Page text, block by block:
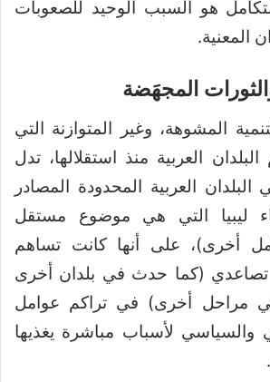
هو السبب الوحيد للصعوبات
المعنية.
المجهَضة
المشوهة، وغير المتوازنة التي
العربية منذ استقلالها، تدل
العربية المحدودة المصادر
ليبيا التي هي موضوع مستقل
أخرى)، على أنها كانت تساهم
تصاعدي (كما حدث في بلدان أخرى
مراحل أخرى) في تراكم عوامل
والسياسي لأسباب مباشرة يغذيها